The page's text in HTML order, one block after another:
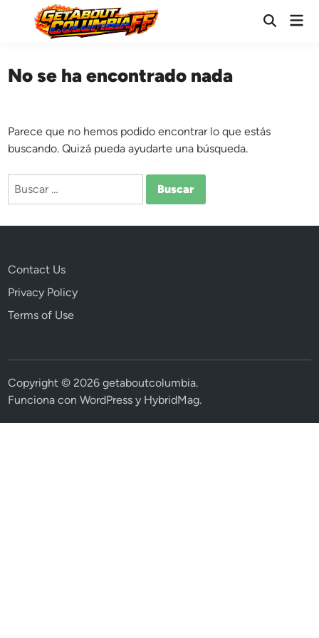
contenido
Abrir
No se ha encontrado nada
Parece que no hemos podido encontrar lo que estás
buscando. Quizá pueda ayudarte una búsqueda.
Buscar:
Contact Us
Privacy Policy
Terms of Use
Copyright © 2026getaboutcolumbia.
Funciona conWordPress y HybridMag.